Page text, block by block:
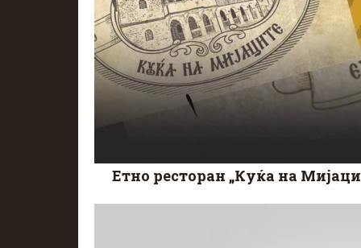
Етно ресторан „Куќа на